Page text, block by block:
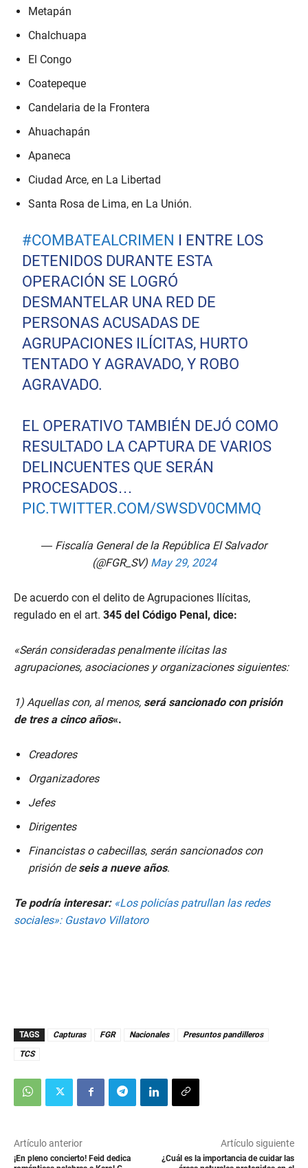
Metapán
Chalchuapa
El Congo
Coatepeque
Candelaria de la Frontera
Ahuachapán
Apaneca
Ciudad Arce, en La Libertad
Santa Rosa de Lima, en La Unión.
#COMBATEALCRIMEN I ENTRE LOS
DETENIDOS DURANTE ESTA
OPERACIÓN SE LOGRÓ
DESMANTELAR UNA RED DE
PERSONAS ACUSADAS DE
AGRUPACIONES ILÍCITAS, HURTO
TENTADO Y AGRAVADO, Y ROBO
AGRAVADO.
EL OPERATIVO TAMBIÉN DEJÓ COMO
RESULTADO LA CAPTURA DE VARIOS
DELINCUENTES QUE SERÁN
PROCESADOS…
PIC.TWITTER.COM/SWSDV0CMMQ
— Fiscalía General de la República El Salvador
(@FGR_SV) May 29, 2024
De acuerdo con el delito de Agrupaciones Ilícitas,
regulado en el art. 345 del Código Penal, dice:
«Serán consideradas penalmente ilícitas las
agrupaciones, asociaciones y organizaciones siguientes:
1) Aquellas con, al menos, será sancionado con prisión
de tres a cinco años«.
Creadores
Organizadores
Jefes
Dirigentes
Financistas o cabecillas, serán sancionados con
prisión deseis a nueve años.
Te podría interesar: «Los policías patrullan las redes
sociales»: Gustavo Villatoro
TAGS Capturas FGR Nacionales
Presuntos pandilleros
TCS
Artículo anterior
¡En pleno concierto! Feid dedica
Artículo siguiente
¿Cuál es la importancia de cuidar las